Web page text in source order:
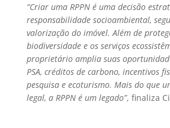
“Criar uma RPPN é uma decisão
responsabilidade socioambiental,
valorização do imóvel. Além de
biodiversidade e os serviços
proprietário amplia suas
PSA, créditos de carbono, incentivos
pesquisa e ecoturismo. Mais do que
legal, a RPPN é um legado”, finaliza